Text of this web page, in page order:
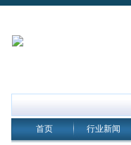
首页 行业新闻